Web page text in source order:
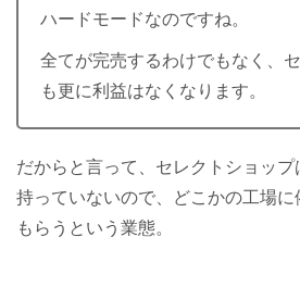
ハードモードなのですね。
全てが完売するわけでもなく、
も更に利益はなくなります。
だからと言って、セレクトショッ
持っていないので、どこかの工場
もらうという業態。